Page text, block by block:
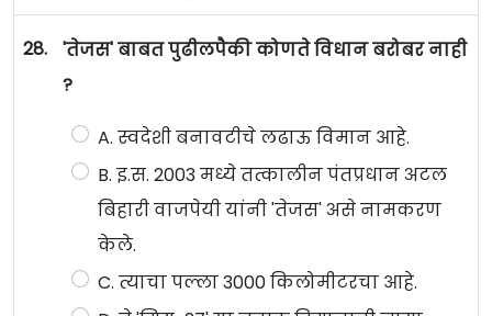
28.
'तेजस' बाबत पुढीलपैकी कोणते विधान बरोबर नाही
?
A. स्वदेशी बनावटीचे लढाऊ विमान आहे.
B. इ.स. 2003 मध्ये तत्कालीन पंतप्रधान अटल
बिहारी वाजपेयी यांनी 'तेजस' असे नामकरण
केले.
C. त्याचा पल्ला 3000 किलोमीटरचा आहे.